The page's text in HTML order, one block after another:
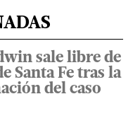
sale libre de
Santa Fe tras la
del caso